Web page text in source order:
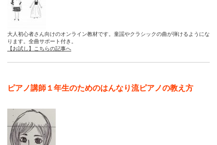
大人初心者さん向けのオンライン教材です。童謡やクラシックの曲が弾けるようにな
ります。全曲サポート付き。
【お試し】こちらの記事へ
ピアノ講師１年生のためのはんなり流ピアノの教え方